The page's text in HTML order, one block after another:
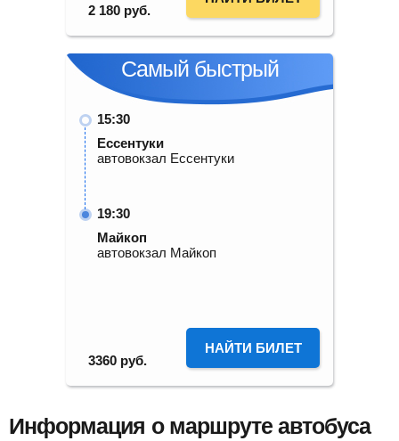
2 180 руб.
Самый быстрый
15:30
Ессентуки
автовокзал Ессентуки
19:30
Майкоп
автовокзал Майкоп
3360 руб.
НАЙТИ БИЛЕТ
Информация о маршруте автобуса